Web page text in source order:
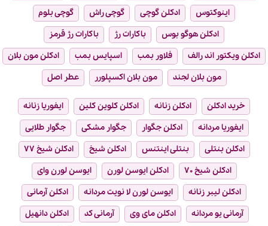
اینوکتوس
ادکلن گوچی گوچی راش
گوچی بلوم
ادکلن هوگو بوس
باکارات رژ
باکارات رژ قرمز
ادکلن ویکتور اند رالف
فلاور بمب اسپایس بمب
ادکلن مون بلان
مون بلان لجند
مون بلان اکسپلورر عطر اصل
خرید ادکلن ادکلن زنانه ادکلن کلوین کلین
ایفوریا زنانه
ایفوریا مردانه
ادکلن جگوار جگوار مشکی
جگوار طلایی
ادکلن بنتلی
بنتلی اینتنس ادکلن شیخ
ادکلن شیخ ۷۷
ادکلن شیخ ۷۰
ادکلن ایوسن لورن
ایوسن لورن وای
ادکلن لیبر زنانه
ایوسن لورن لا نویت مردانه
ادکلن آرمانی
آرمانی یو مردانه
ادکلن مای وی آرمانی کد
ادکلن دانهیل